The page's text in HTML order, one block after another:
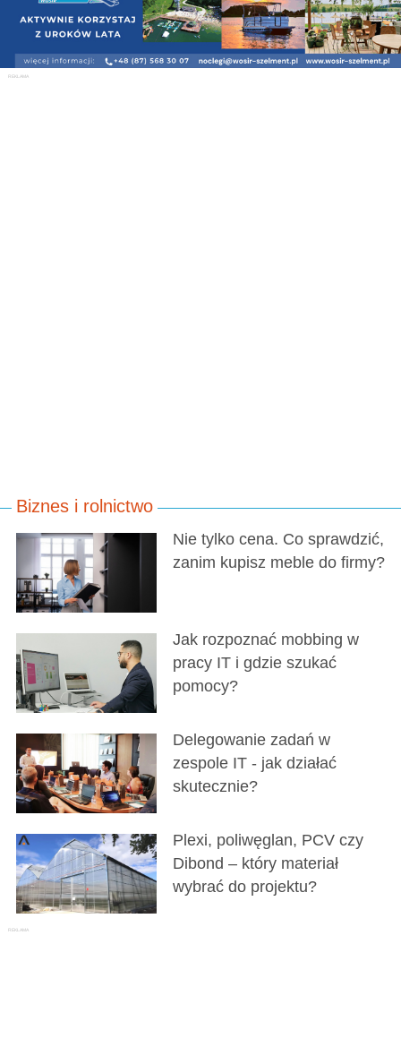
Biznes i rolnictwo
Nie tylko cena. Co sprawdzić,
zanim kupisz meble do firmy?
Jak rozpoznać mobbing w
pracy IT i gdzie szukać
pomocy?
Delegowanie zadań w
zespole IT - jak działać
skutecznie?
Plexi, poliwęglan, PCV czy
Dibond – który materiał
wybrać do projektu?